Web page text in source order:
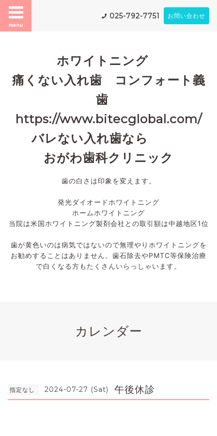
menu
025-792-7751 お問い合わせ
ホワイトニング
痛くない入れ歯 コンフォート義
歯
https://www.bitecglobal.com/
バレない入れ歯なら
おがわ歯科クリニック
歯の白さは印象を変えます。
発光ダイオードホワイトニング
ホームホワイトニング
当院は米国ホワイトニング製剤会社との取引額は中越地区1位
歯が黄色いのは病気ではないので無理やりホワイトニングを
お勧めすることはありません。歯石除去やPMTC等保険治療
で白くなる方もたくさんいらっしゃいます。
カレンダー
指定なし 2024-07-27 (Sat) 午後休診